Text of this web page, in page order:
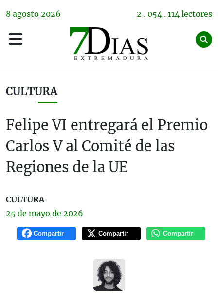
8 agosto 2026 2 . 054 . 114 lectores
CULTURA
Felipe VI entregará el Premio
Carlos V al Comité de las
Regiones de la UE
CULTURA
25 de mayo de 2026
Compartir Compartir Compartir